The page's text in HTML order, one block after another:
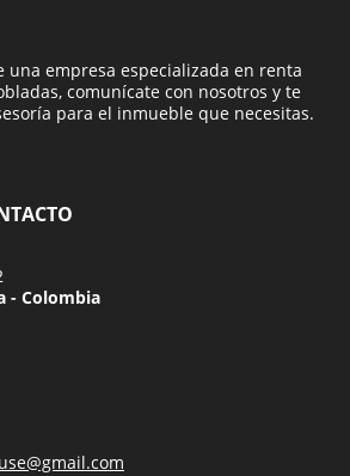
una empresa especializada en renta
comunícate con nosotros y te
para el inmueble que necesitas.
- Colombia